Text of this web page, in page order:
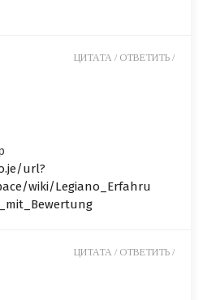
url?
wiki/Legiano_Erfahru
ЦИТАТА / ОТВЕТИТЬ /
ЦИТАТА / ОТВЕТИТЬ /